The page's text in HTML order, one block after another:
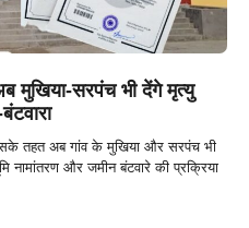
मुखिया-सरपंच भी देंगे मृत्यु
तहत अब गांव के मुखिया और सरपंच भी
और जमीन बंटवारे की प्रक्रिया